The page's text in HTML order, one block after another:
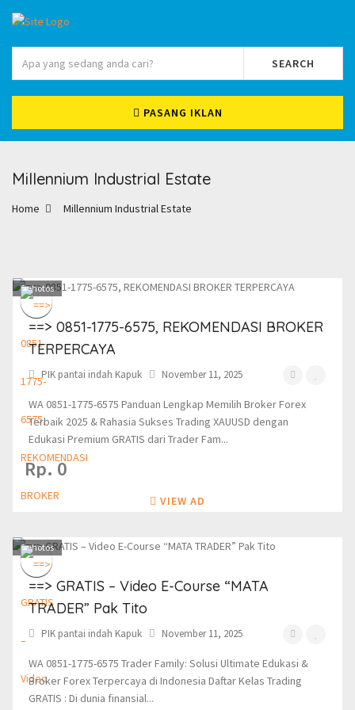
SEARCH
PASANG IKLAN
Millennium Industrial Estate
Home Millennium Industrial Estate
1photos
==> 0851-1775-6575, REKOMENDASI BROKER
TERPERCAYA
PIK pantai indah Kapuk November 11, 2025
WA 0851-1775-6575 Panduan Lengkap Memilih Broker Forex
Terbaik 2025 & Rahasia Sukses Trading XAUUSD dengan
Edukasi Premium GRATIS dari Trader Fam...
Rp. 0
VIEW AD
1photos
==> GRATIS – Video E-Course “MATA
TRADER” Pak Tito
PIK pantai indah Kapuk November 11, 2025
WA 0851-1775-6575 Trader Family: Solusi Ultimate Edukasi &
Broker Forex Terpercaya di Indonesia Daftar Kelas Trading
GRATIS : Di dunia finansial...